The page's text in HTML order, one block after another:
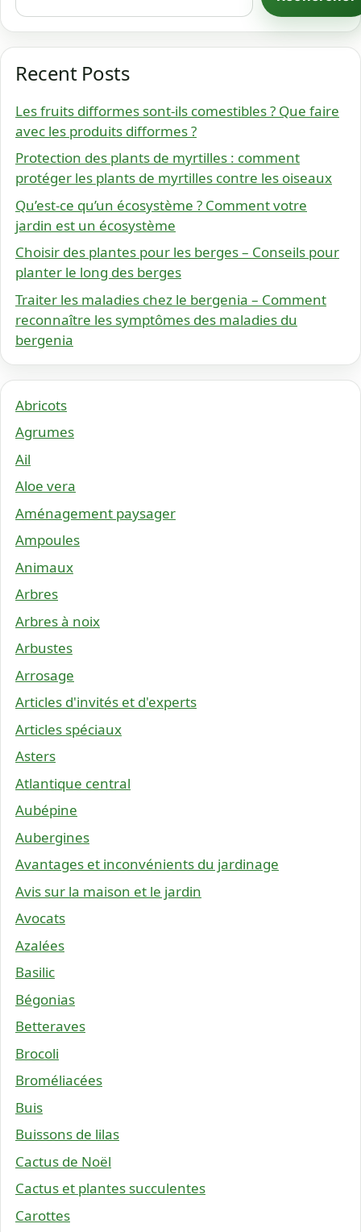
Recent Posts
Les fruits difformes sont-ils comestibles ? Que faire
avec les produits difformes ?
Protection des plants de myrtilles : comment
protéger les plants de myrtilles contre les oiseaux
Qu’est-ce qu’un écosystème ? Comment votre
jardin est un écosystème
Choisir des plantes pour les berges – Conseils pour
planter le long des berges
Traiter les maladies chez le bergenia – Comment
reconnaître les symptômes des maladies du
bergenia
Abricots
Agrumes
Ail
Aloe vera
Aménagement paysager
Ampoules
Animaux
Arbres
Arbres à noix
Arbustes
Arrosage
Articles d'invités et d'experts
Articles spéciaux
Asters
Atlantique central
Aubépine
Aubergines
Avantages et inconvénients du jardinage
Avis sur la maison et le jardin
Avocats
Azalées
Basilic
Bégonias
Betteraves
Brocoli
Broméliacées
Buis
Buissons de lilas
Cactus de Noël
Cactus et plantes succulentes
Carottes